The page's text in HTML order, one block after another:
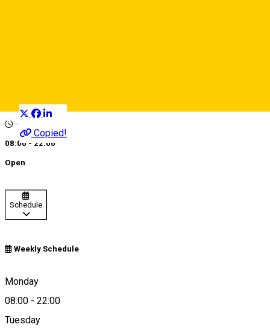
Deutsch
Copied!
08:00 - 22:00
Open
Schedule
Weekly Schedule
Monday
08:00 - 22:00
Tuesday
Piața Teatrului,
Map